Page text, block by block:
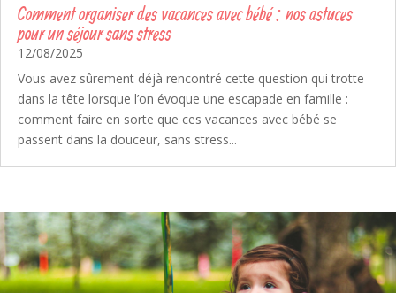
Comment organiser des vacances avec bébé : nos astuces
pour un séjour sans stress
12/08/2025
Vous avez sûrement déjà rencontré cette question qui trotte
dans la tête lorsque l’on évoque une escapade en famille :
comment faire en sorte que ces vacances avec bébé se
passent dans la douceur, sans stress...